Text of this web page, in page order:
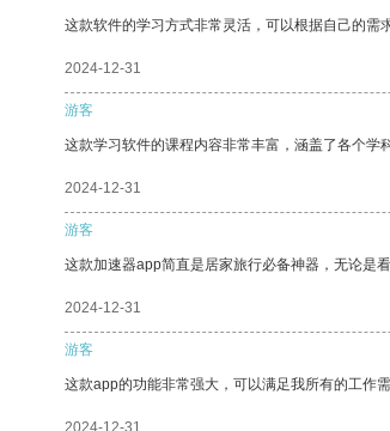
这款软件的学习方式非常灵活，可以根据自己的需
2024-12-31
游客
这款学习软件的课程内容非常丰富，涵盖了各个学
2024-12-31
游客
这款加速器app简直是居家旅行必备神器，无论是
2024-12-31
游客
这款app的功能非常强大，可以满足我所有的工作
2024-12-31